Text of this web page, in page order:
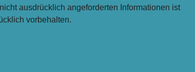
ausdrücklich angeforderten Informationen ist
vorbehalten.